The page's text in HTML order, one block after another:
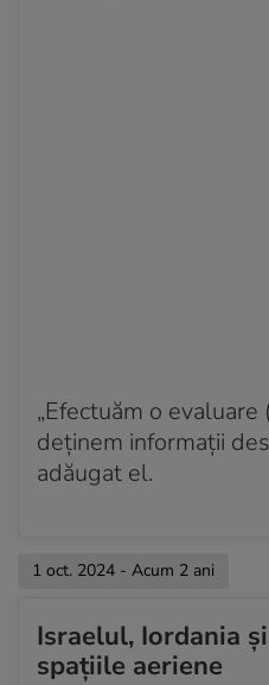
„Efectuăm o evaluare
deținem informații
adăugat el.
1 oct. 2024 - Acum 2 ani
Israelul, Iordania
spațiile aeriene